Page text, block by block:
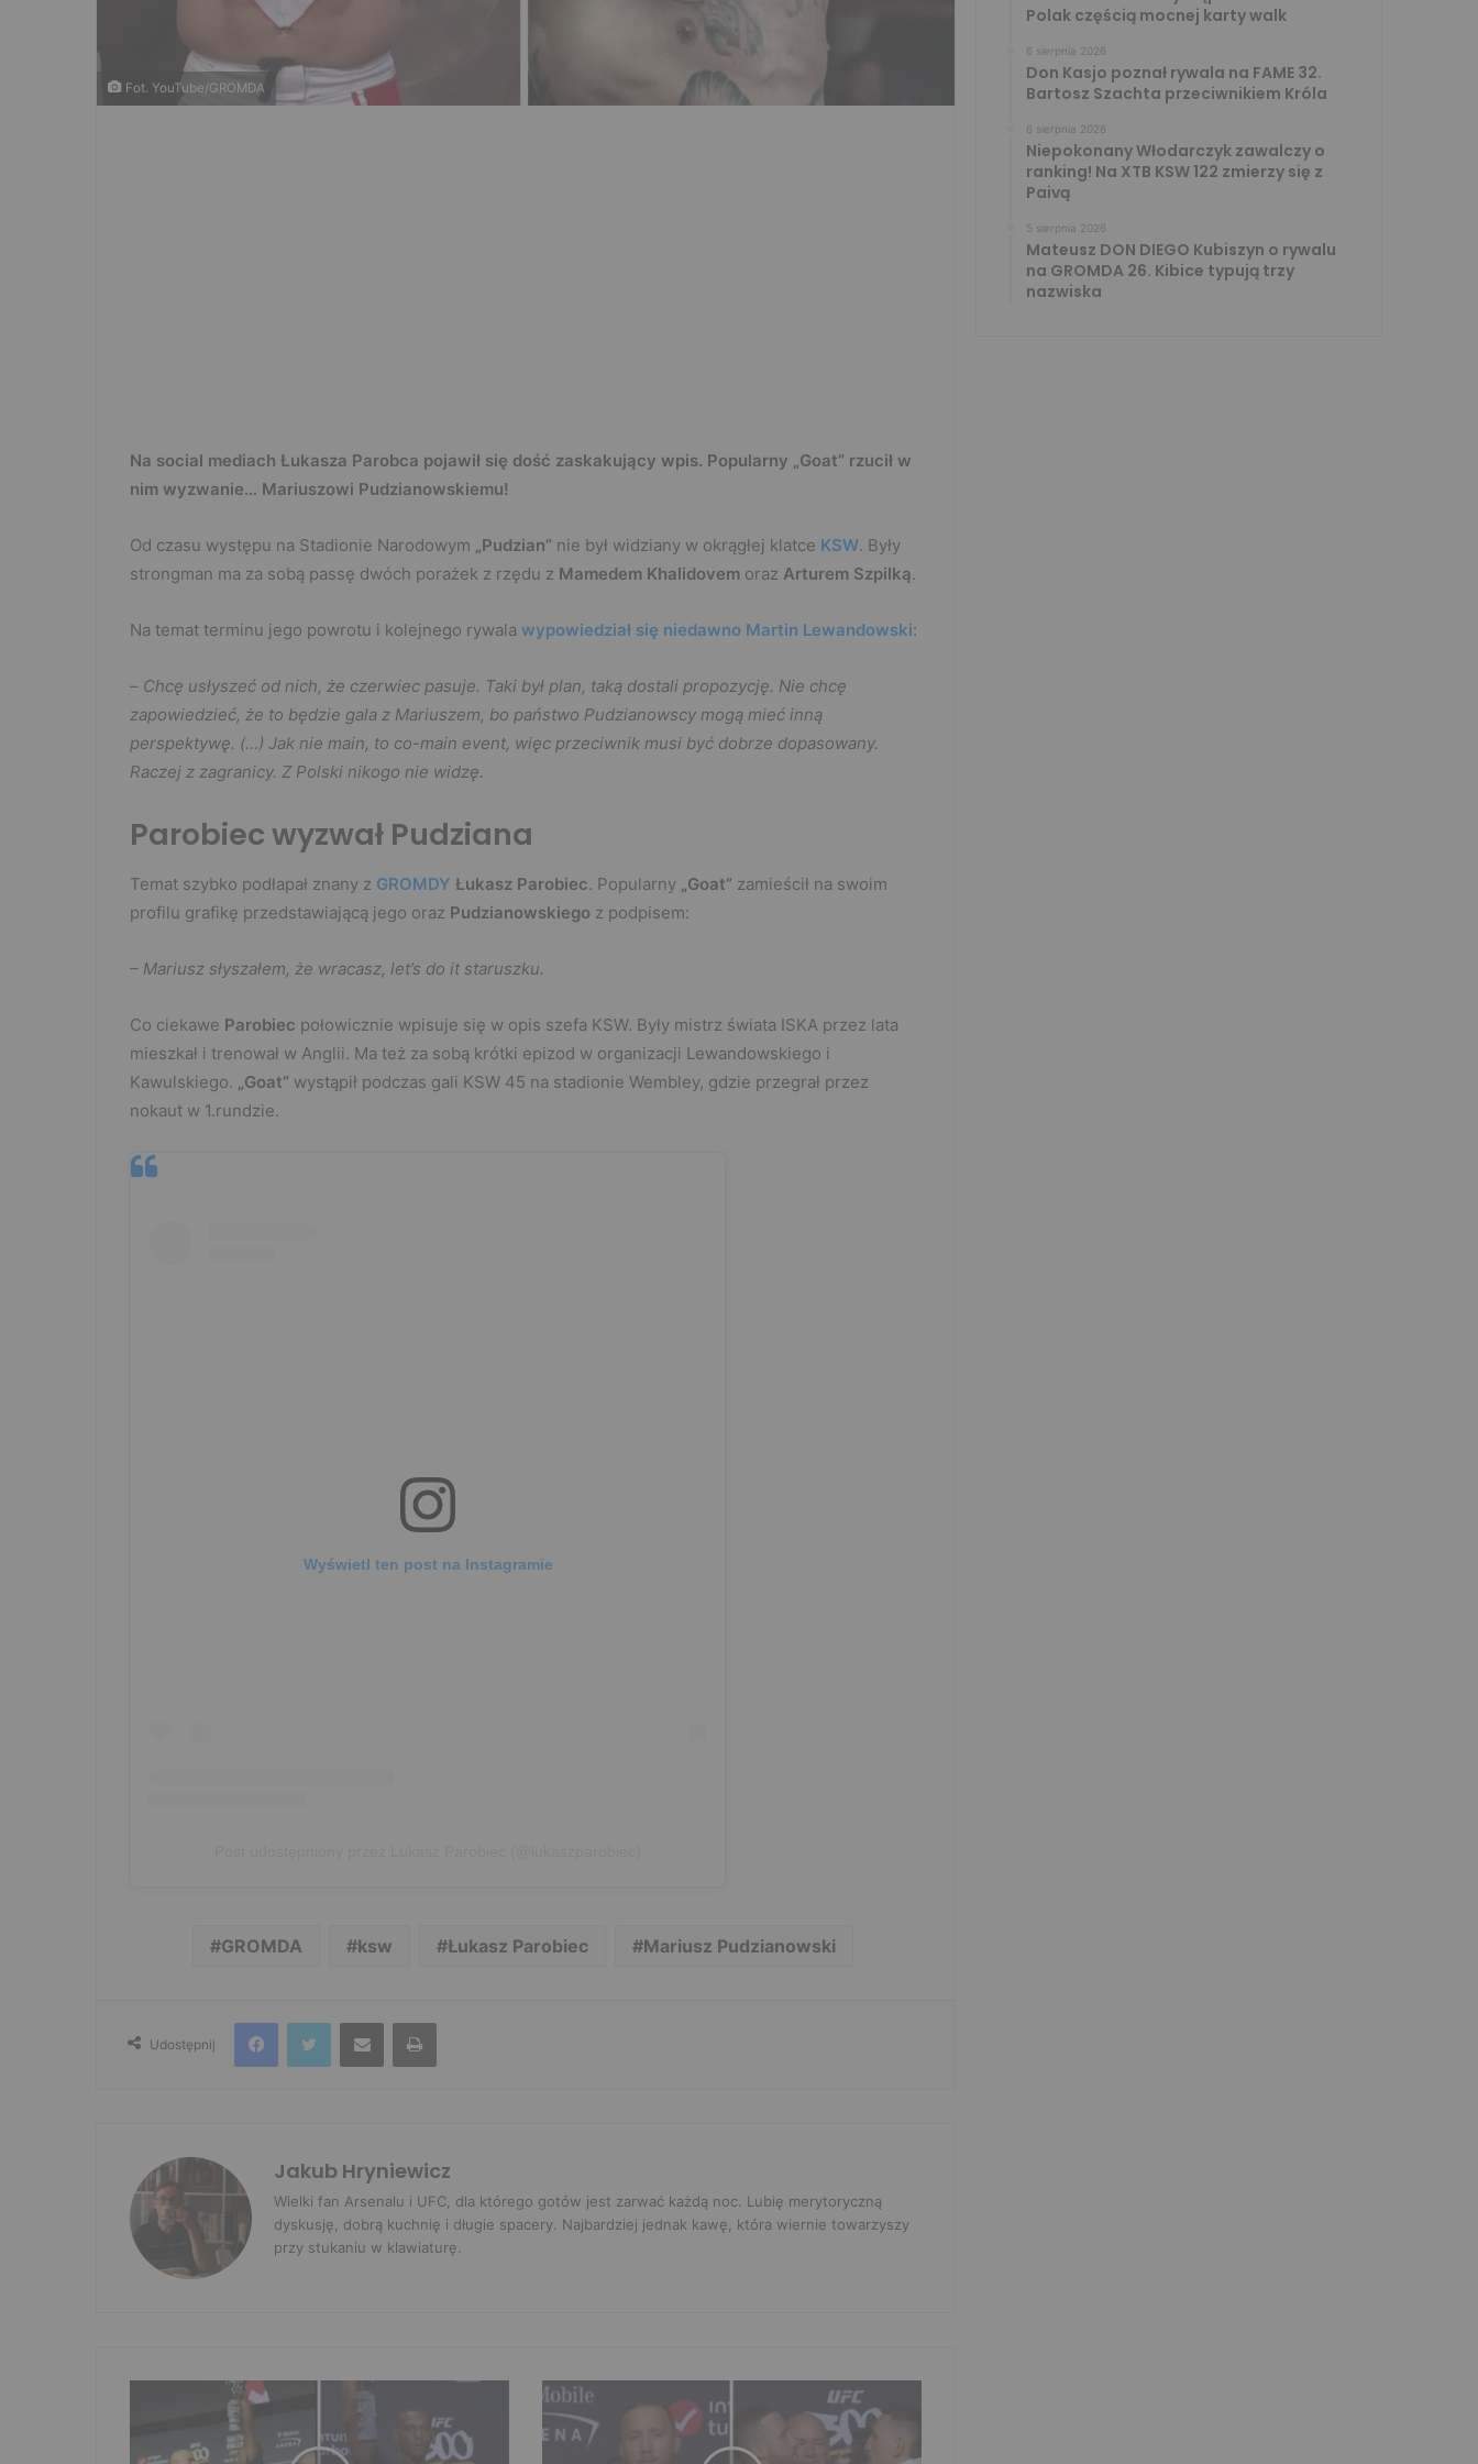
Fot. YouTube/GROMDA
Na social mediach Łukasza Parobca pojawił się dość zaskakujący wpis. Popularny „Goat” rzucił w
nim wyzwanie… Mariuszowi Pudzianowskiemu!
Od czasu występu na Stadionie Narodowym „Pudzian” nie był widziany w okrągłej klatce KSW. Były
strongman ma za sobą passę dwóch porażek z rzędu z Mamedem Khalidovem oraz Arturem Szpilką.
Na temat terminu jego powrotu i kolejnego rywala wypowiedział się niedawno Martin Lewandowski:
– Chcę usłyszeć od nich, że czerwiec pasuje. Taki był plan, taką dostali propozycję. Nie chcę
zapowiedzieć, że to będzie gala z Mariuszem, bo państwo Pudzianowscy mogą mieć inną
perspektywę. (…) Jak nie main, to co-main event, więc przeciwnik musi być dobrze dopasowany.
Raczej z zagranicy. Z Polski nikogo nie widzę.
Parobiec wyzwał Pudziana
Temat szybko podłapał znany z GROMDY Łukasz Parobiec. Popularny „Goat” zamieścił na swoim
profilu grafikę przedstawiającą jego oraz Pudzianowskiego z podpisem:
– Mariusz słyszałem, że wracasz, let’s do it staruszku.
Co ciekawe Parobiec połowicznie wpisuje się w opis szefa KSW. Były mistrz świata ISKA przez lata
mieszkał i trenował w Anglii. Ma też za sobą krótki epizod w organizacji Lewandowskiego i
Kawulskiego.
„Goat” wystąpił podczas gali KSW 45 na stadionie Wembley, gdzie przegrał przez
nokaut w 1.rundzie.
Wyświetl ten post na Instagramie
GROMDA ksw Łukasz Parobiec Mariusz Pudzianowski
Udostępnij
FacebookTwitter Udostępnij przez e-mail Drukuj
Jakub Hryniewicz
Wielki fan Arsenalu i UFC, dla którego gotów jest zarwać każdą noc. Lubię merytoryczną
dyskusję, dobrą kuchnię i długie spacery. Najbardziej jednak kawę, która wiernie towarzyszy
przy stukaniu w klawiaturę.
Polak częścią mocnej karty walk
6 sierpnia 2026
Don Kasjo poznał rywala na FAME 32.
Bartosz Szachta przeciwnikiem Króla
6 sierpnia 2026
Niepokonany Włodarczyk zawalczy o
ranking! Na XTB KSW 122 zmierzy się z
Paivą
5 sierpnia 2026
Mateusz DON DIEGO Kubiszyn o rywalu
na GROMDA 26. Kibice typują trzy
nazwiska